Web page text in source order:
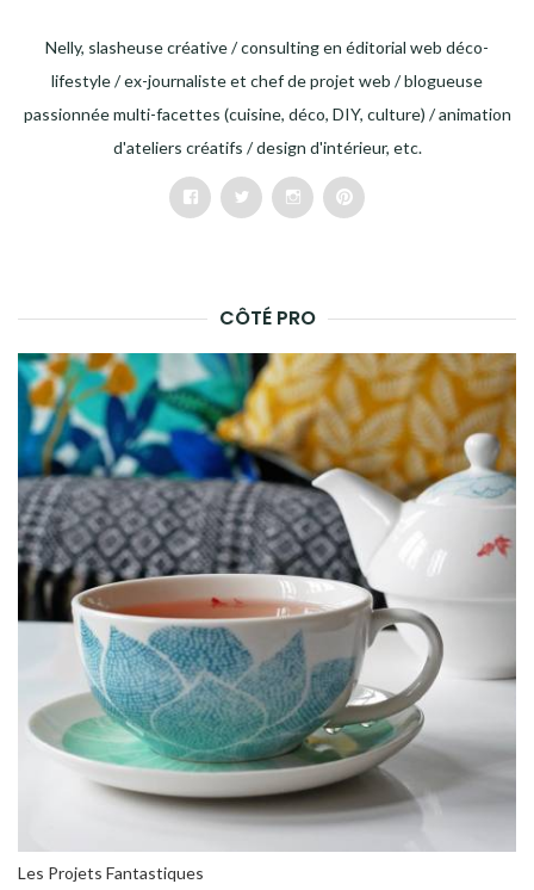
Nelly, slasheuse créative / consulting en éditorial web déco-
lifestyle / ex-journaliste et chef de projet web / blogueuse
passionnée multi-facettes (cuisine, déco, DIY, culture) / animation
d'ateliers créatifs / design d'intérieur, etc.
FacebookTwitterInstagramPinterest
CÔTÉ PRO
Les Projets Fantastiques